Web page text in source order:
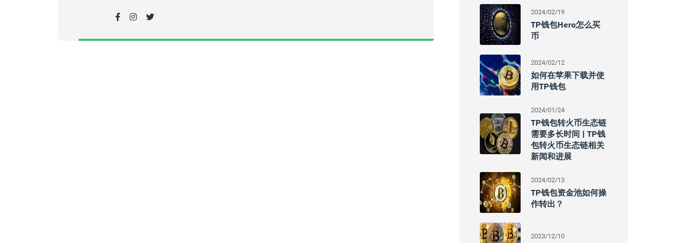
2024/02/19
TP钱包Hero怎么买
币
2024/02/12
如何在苹果下载并使
用TP钱包
2024/01/24
TP钱包转火币生态链
需要多长时间 | TP钱
包转火币生态链相关
新闻和进展
2024/02/13
TP钱包资金池如何操
作转出？
2023/12/10